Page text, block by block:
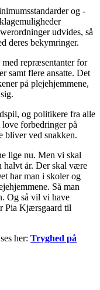
og -
udvides, så
deres bekymringer.
repræsentanter for
samt flere ansatte. Det
på plejehjemmene,
og politikere fra alle
love forbedringer på
bliver ved snakken.
lige nu. Men vi skal
halvt år. Der skal være
har man i skoler og
Så man
Og så vil vi have
Pia Kjærsgaard til
her: Tryghed på